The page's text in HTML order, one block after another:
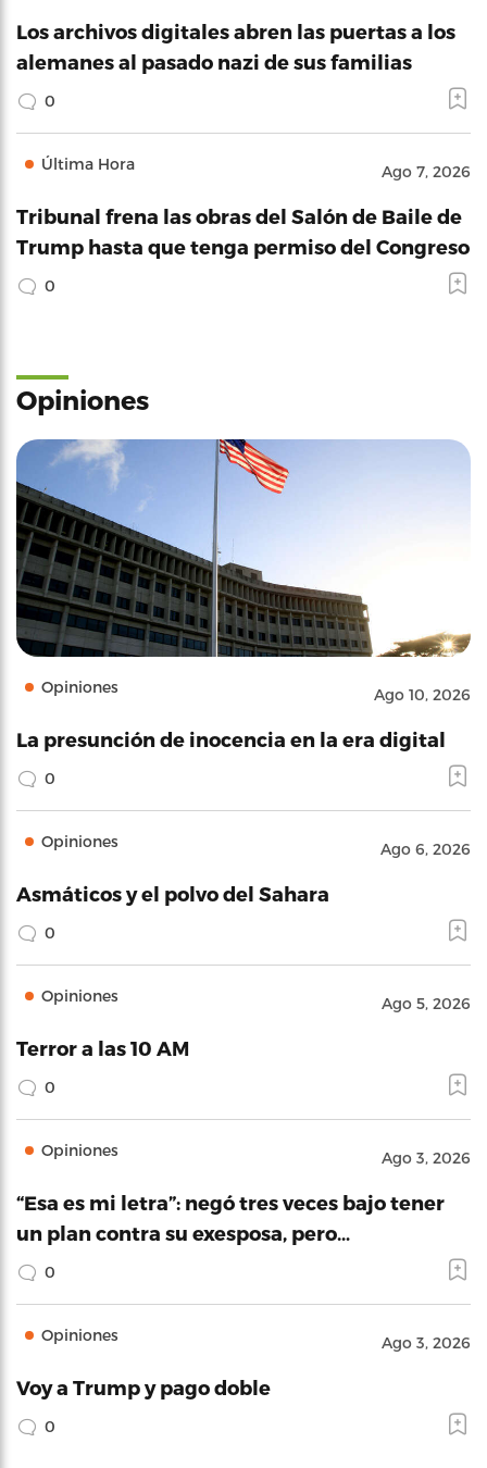
Los archivos digitales abren las puertas a los
alemanes al pasado nazi de sus familias
0
Última Hora Ago 7, 2026
Tribunal frena las obras del Salón de Baile de
Trump hasta que tenga permiso del Congreso
0
Opiniones
Opiniones Ago 10, 2026
La presunción de inocencia en la era digital
0
Opiniones Ago 6, 2026
Asmáticos y el polvo del Sahara
0
Opiniones Ago 5, 2026
Terror a las 10 AM
0
Opiniones Ago 3, 2026
“Esa es mi letra”: negó tres veces bajo tener
un plan contra su exesposa, pero…
0
Opiniones Ago 3, 2026
Voy a Trump y pago doble
0